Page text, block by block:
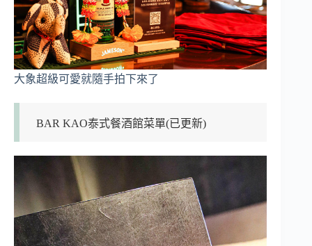
大象超級可愛就隨手拍下來了
BAR KAO泰式餐酒館菜單(已更新)